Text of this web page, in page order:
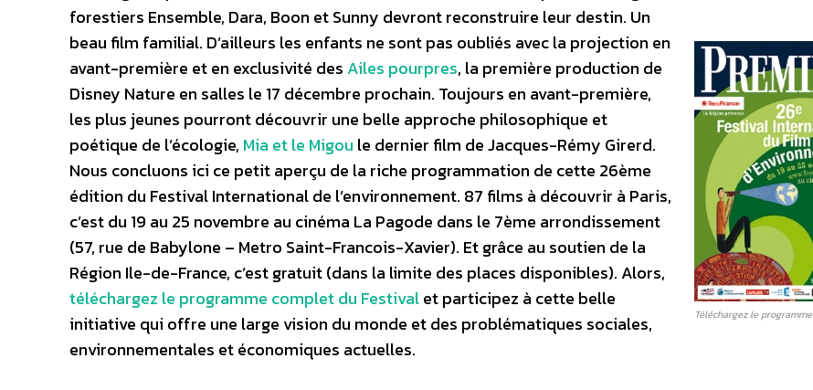
forestiers Ensemble, Dara, Boon et Sunny devront reconstruire leur destin. Un
beau film familial.
Téléchargez le programme
D’ailleurs les enfants ne sont pas oubliés avec la projection en
avant-première et en exclusivité des Ailes pourpres, la première production de
Disney Nature en salles le 17 décembre prochain. Toujours en avant-première,
les plus jeunes pourront découvrir une belle approche philosophique et
poétique de l’écologie, Mia et le Migou le dernier film de Jacques-Rémy Girerd.
Nous concluons ici ce petit aperçu de la riche programmation de cette 26ème
édition du Festival International de l’environnement. 87 films à découvrir à Paris,
c’est du 19 au 25 novembre au cinéma La Pagode dans le 7ème arrondissement
(57, rue de Babylone – Metro Saint-Francois-Xavier). Et grâce au soutien de la
Région Ile-de-France, c’est gratuit (dans la limite des places disponibles). Alors,
téléchargez le programme complet du Festivalet participez à cette belle
initiative qui offre une large vision du monde et des problématiques sociales,
environnementales et économiques actuelles.